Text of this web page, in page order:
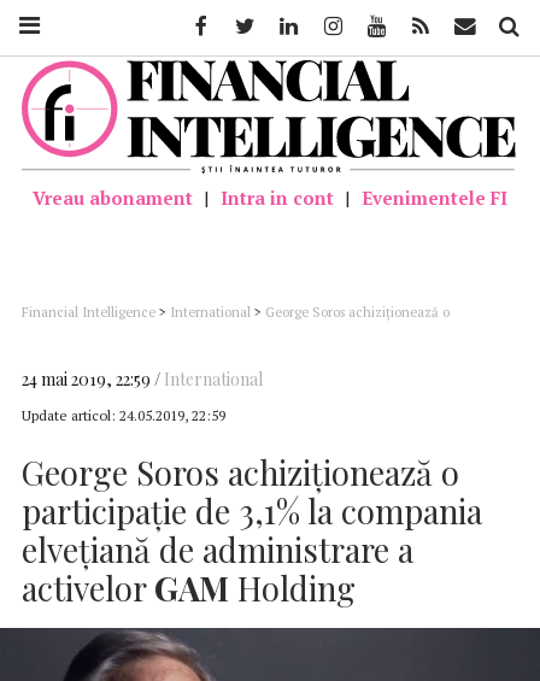
Vreau abonament | Intra in cont | Evenimentele FI
Financial Intelligence > International > George Soros achiziţionează o
24 mai 2019, 22:59 International
Update articol: 24.05.2019, 22:59
George Soros achiziţionează o
participaţie de 3,1% la compania
elveţiană de administrare a
activelorGAM Holding
FacebookTwitter LinkedinInstagramYoutube Feed Mail